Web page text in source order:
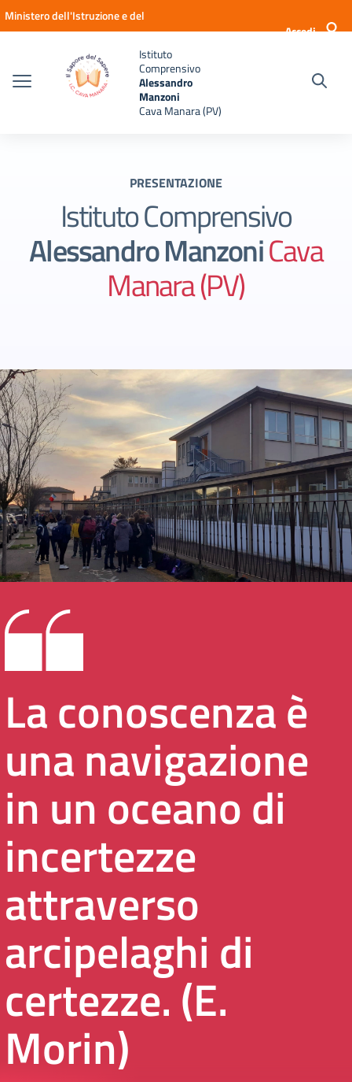
Vai ai contenuti
Vai al menu di navigazione
Vai al footer
Ministero dell'Istruzione e del
Accedi
Istituto
Comprensivo
Alessandro
Manzoni
Cava Manara (PV)
PRESENTAZIONE
Istituto Comprensivo
Alessandro ManzoniCava
Manara (PV)
La conoscenza è
una navigazione
in un oceano di
incertezze
attraverso
arcipelaghi di
certezze. (E.
Morin)